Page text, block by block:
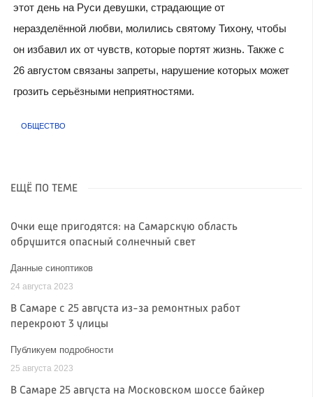
этот день на Руси девушки, страдающие от
неразделённой любви, молились святому Тихону, чтобы
он избавил их от чувств, которые портят жизнь. Также с
26 августом связаны запреты, нарушение которых может
грозить серьёзными неприятностями.
ОБЩЕСТВО
ЕЩЁ ПО ТЕМЕ
Очки еще пригодятся: на Самарскую область
обрушится опасный солнечный свет
Данные синоптиков
24 августа 2023
В Самаре с 25 августа из-за ремонтных работ
перекроют 3 улицы
Публикуем подробности
25 августа 2023
В Самаре 25 августа на Московском шоссе байкер